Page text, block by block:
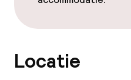
Bar met dakterras
Locatie